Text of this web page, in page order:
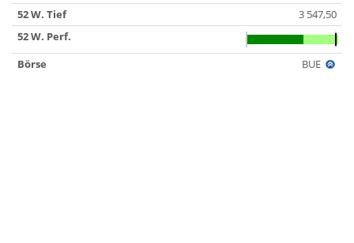
52 W. Tief
3 547,50
52 W. Perf.
Börse
BUE